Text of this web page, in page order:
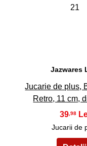
21
Jazwares
Jucarie de plus,
Retro, 11 cm,
39,98
Jucarii de